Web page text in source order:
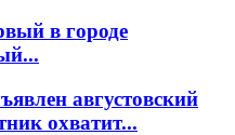
в городе
августовский
охватит...